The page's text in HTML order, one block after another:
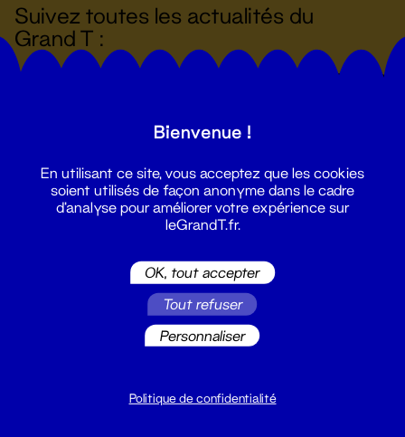
Suivez toutes les actualités du
Grand T :
billetterie@leGrandT.fr
Du lundi au vendredi 14h → 18h
Bienvenue !
En utilisant ce site, vous acceptez que les cookies
soient utilisés de façon anonyme dans le cadre
d'analyse pour améliorer votre expérience sur
leGrandT.fr.
OK, tout accepter
Tout refuser
Personnaliser
Politique de confidentialité